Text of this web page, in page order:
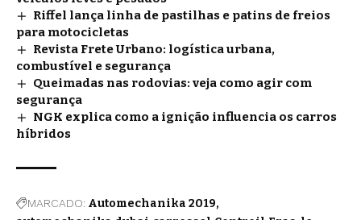
Riffel lança linha de pastilhas e patins de freios
para motocicletas
Revista Frete Urbano: logística urbana,
combustível e segurança
Queimadas nas rodovias: veja como agir com
segurança
NGK explica como a ignição influencia os carros
híbridos
MARCADO: Automechanika 2019